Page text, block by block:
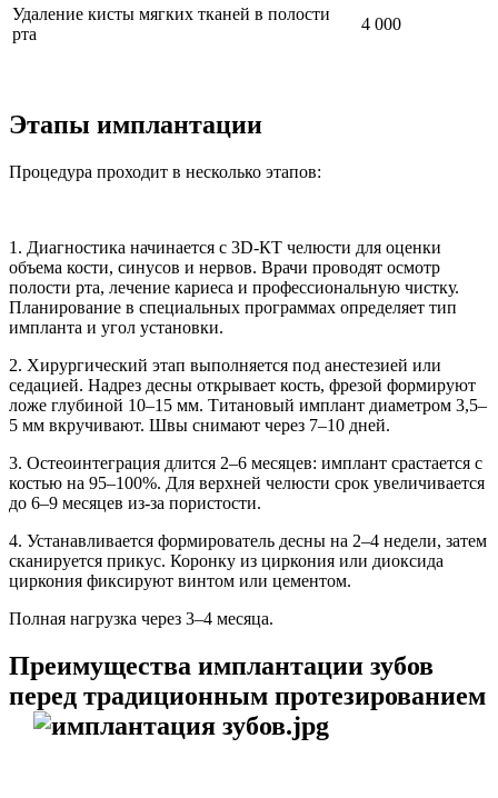
Удаление кисты мягких тканей в полости
рта
4 000
Этапы имплантации
Процедура проходит в несколько этапов:
1. Диагностика начинается с 3D-КТ челюсти для оценки
объема кости, синусов и нервов. Врачи проводят осмотр
полости рта, лечение кариеса и профессиональную чистку.
Планирование в специальных программах определяет тип
импланта и угол установки.
2. Хирургический этап выполняется под анестезией или
седацией. Надрез десны открывает кость, фрезой формируют
ложе глубиной 10–15 мм. Титановый имплант диаметром 3,5–
5 мм вкручивают. Швы снимают через 7–10 дней.
3. Остеоинтеграция длится 2–6 месяцев: имплант срастается с
костью на 95–100%. Для верхней челюсти срок увеличивается
до 6–9 месяцев из-за пористости.
4. Устанавливается формирователь десны на 2–4 недели, затем
сканируется прикус. Коронку из циркония или диоксида
циркония фиксируют винтом или цементом.
Полная нагрузка через 3–4 месяца.
Преимущества имплантации зубов
перед традиционным протезированием